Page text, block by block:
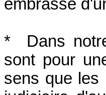
embrasse
* Dans
sont pour
sens que les